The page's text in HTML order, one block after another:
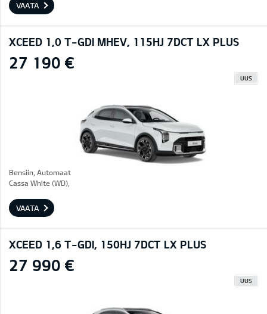
VAATA
XCEED 1,0 T-GDI MHEV, 115HJ 7DCT LX PLUS
27 190 €
UUS
Bensiin, Automaat
Cassa White (WD),
VAATA
XCEED 1,6 T-GDI, 150HJ 7DCT LX PLUS
27 990 €
UUS